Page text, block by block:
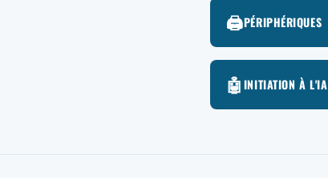
🖨️PÉRIPHÉRIQUES
🤖INITIATION À L'IA